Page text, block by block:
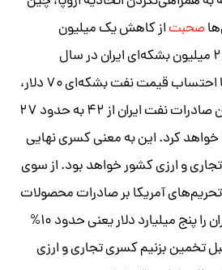
صحبتاز کاهش یک میلیون
بشکه‌ای صادرات نفت ۲.۱ میلیون بشکه‌ای ایران در سال
می‌کنند. با این حساب با احتساب قیمت نفت بشکه‌ای ۷۰ دلار،
در ماه‌های پیش رو میزان صادرات نفت ایران از ۴۲ به حدود ۲۷
خواهد کرد. این به معنی کسری نهایی
تجاری و ارزی کشور خواهد بود. از سوی
تحریم‌های آمریکا بر صادرات محصولات
غیرنفتی و پتروشیمی ایران را پنج میلیارد دلار یعنی حدود ۱۰%
تخمین بزنیم کسری تجاری و ارزی